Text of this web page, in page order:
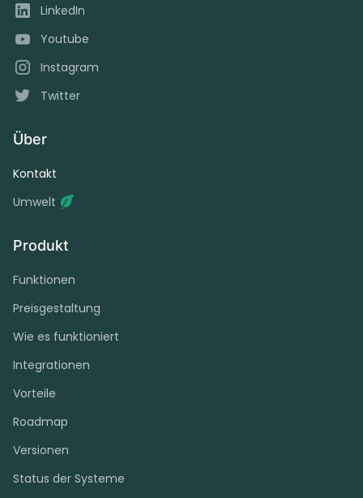
LinkedIn
Youtube
Instagram
Twitter
Über
Kontakt
Umwelt
Produkt
Funktionen
Preisgestaltung
Wie es funktioniert
Integrationen
Vorteile
Roadmap
Versionen
Status der Systeme